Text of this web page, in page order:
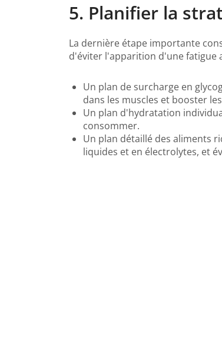
5. Planifier la
La dernière étape importante
d'éviter l'apparition d'une fatigue
Un plan de surcharge en
dans les muscles et booster
Un plan d'hydratation
consommer.
Un plan détaillé des aliments
liquides et en électrolytes, et